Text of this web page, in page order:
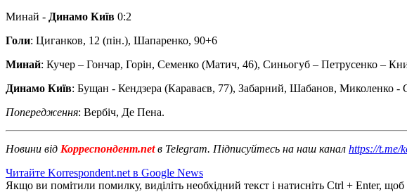
Минай - Динамо Київ 0:2
Голи: Циганков, 12 (пін.), Шапаренко, 90+6
Минай: Кучер – Гончар, Горін, Семенко (Матич, 46), Синьогуб – Петрусенко –
Динамо Київ: Бущан - Кендзера (Караваєв, 77), Забарний, Шабанов,
Попередження: Вербіч, Де Пена.
Новини від Корреспондент.netв Telegram. Підписуйтесь на наш канал https://t.me/
Читайте Korrespondent.net в Google News
Якщо ви помітили помилку, виділіть необхідний текст і натисніть Ctrl + Enter,